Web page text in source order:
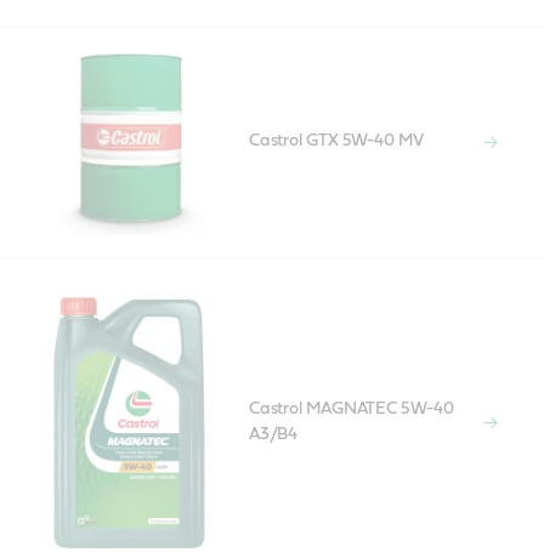
Castrol GTX 5W-40 MV
Castrol MAGNATEC 5W-40
A3/B4